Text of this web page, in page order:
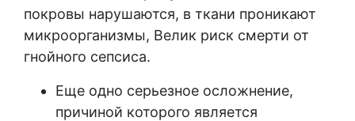
покровы нарушаются, в ткани проникают
микроорганизмы, Велик риск смерти от
гнойного сепсиса.
Еще одно серьезное осложнение,
причиной которого является